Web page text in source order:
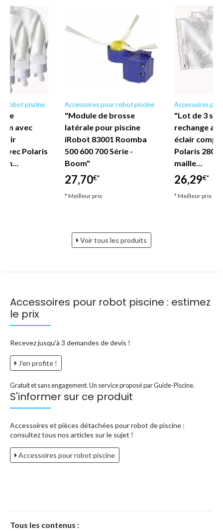
robot piscine
de
avec
Polaris
en…
Accessoires pour robot piscine
"Module de brosse
latérale pour piscine
iRobot 83001 Roomba
500 600 700 Série -
Boom"
27,70€*
* Meilleur prix
Accessoires
"Lot de 3
rechange
éclair
Polaris 280
maille…
26,29€*
* Meilleur prix
Voir tous les produits
Accessoires pour robot piscine : estimez
le prix
Recevez jusqu'à 3 demandes de devis !
J'en profite !
Gratuit et sans engagement. Un service proposé par Guide-Piscine.
S'informer sur ce produit
Accessoires et pièces détachées pour robot de piscine :
consultez tous nos articles sur le sujet !
Accessoires pour robot piscine
Tous les contenus :